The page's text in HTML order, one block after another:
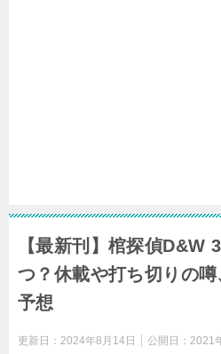
【最新刊】棺探偵D&W
つ？休載や打ち切りの
予想
更新日： 2024年8月14日 公開日： 2021